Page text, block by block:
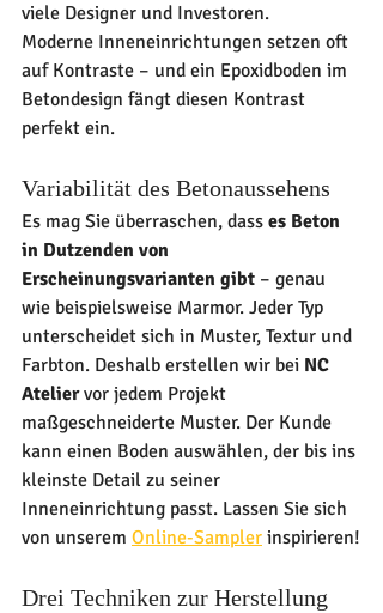
viele Designer und Investoren.
Moderne Inneneinrichtungen setzen oft
auf Kontraste – und ein Epoxidboden im
Betondesign fängt diesen Kontrast
perfekt ein.
Variabilität des Betonaussehens
Es mag Sie überraschen, dass es Beton
in Dutzenden von
Erscheinungsvarianten gibt – genau
wie beispielsweise Marmor. Jeder Typ
unterscheidet sich in Muster, Textur und
Farbton. Deshalb erstellen wir bei NC
Atelier vor jedem Projekt
maßgeschneiderte Muster. Der Kunde
kann einen Boden auswählen, der bis ins
kleinste Detail zu seiner
Inneneinrichtung passt. Lassen Sie sich
von unserem Online-Sampler inspirieren!
Drei Techniken zur Herstellung